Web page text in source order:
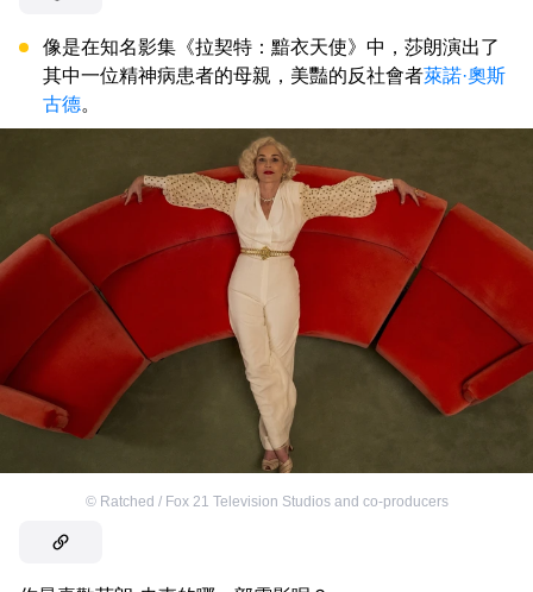
像是在知名影集《拉契特：黯衣天使》中，莎朗演出了
其中一位精神病患者的母親，美豔的反社會者萊諾·奧斯
古德。
© Ratched / Fox 21 Television Studios and co-producers